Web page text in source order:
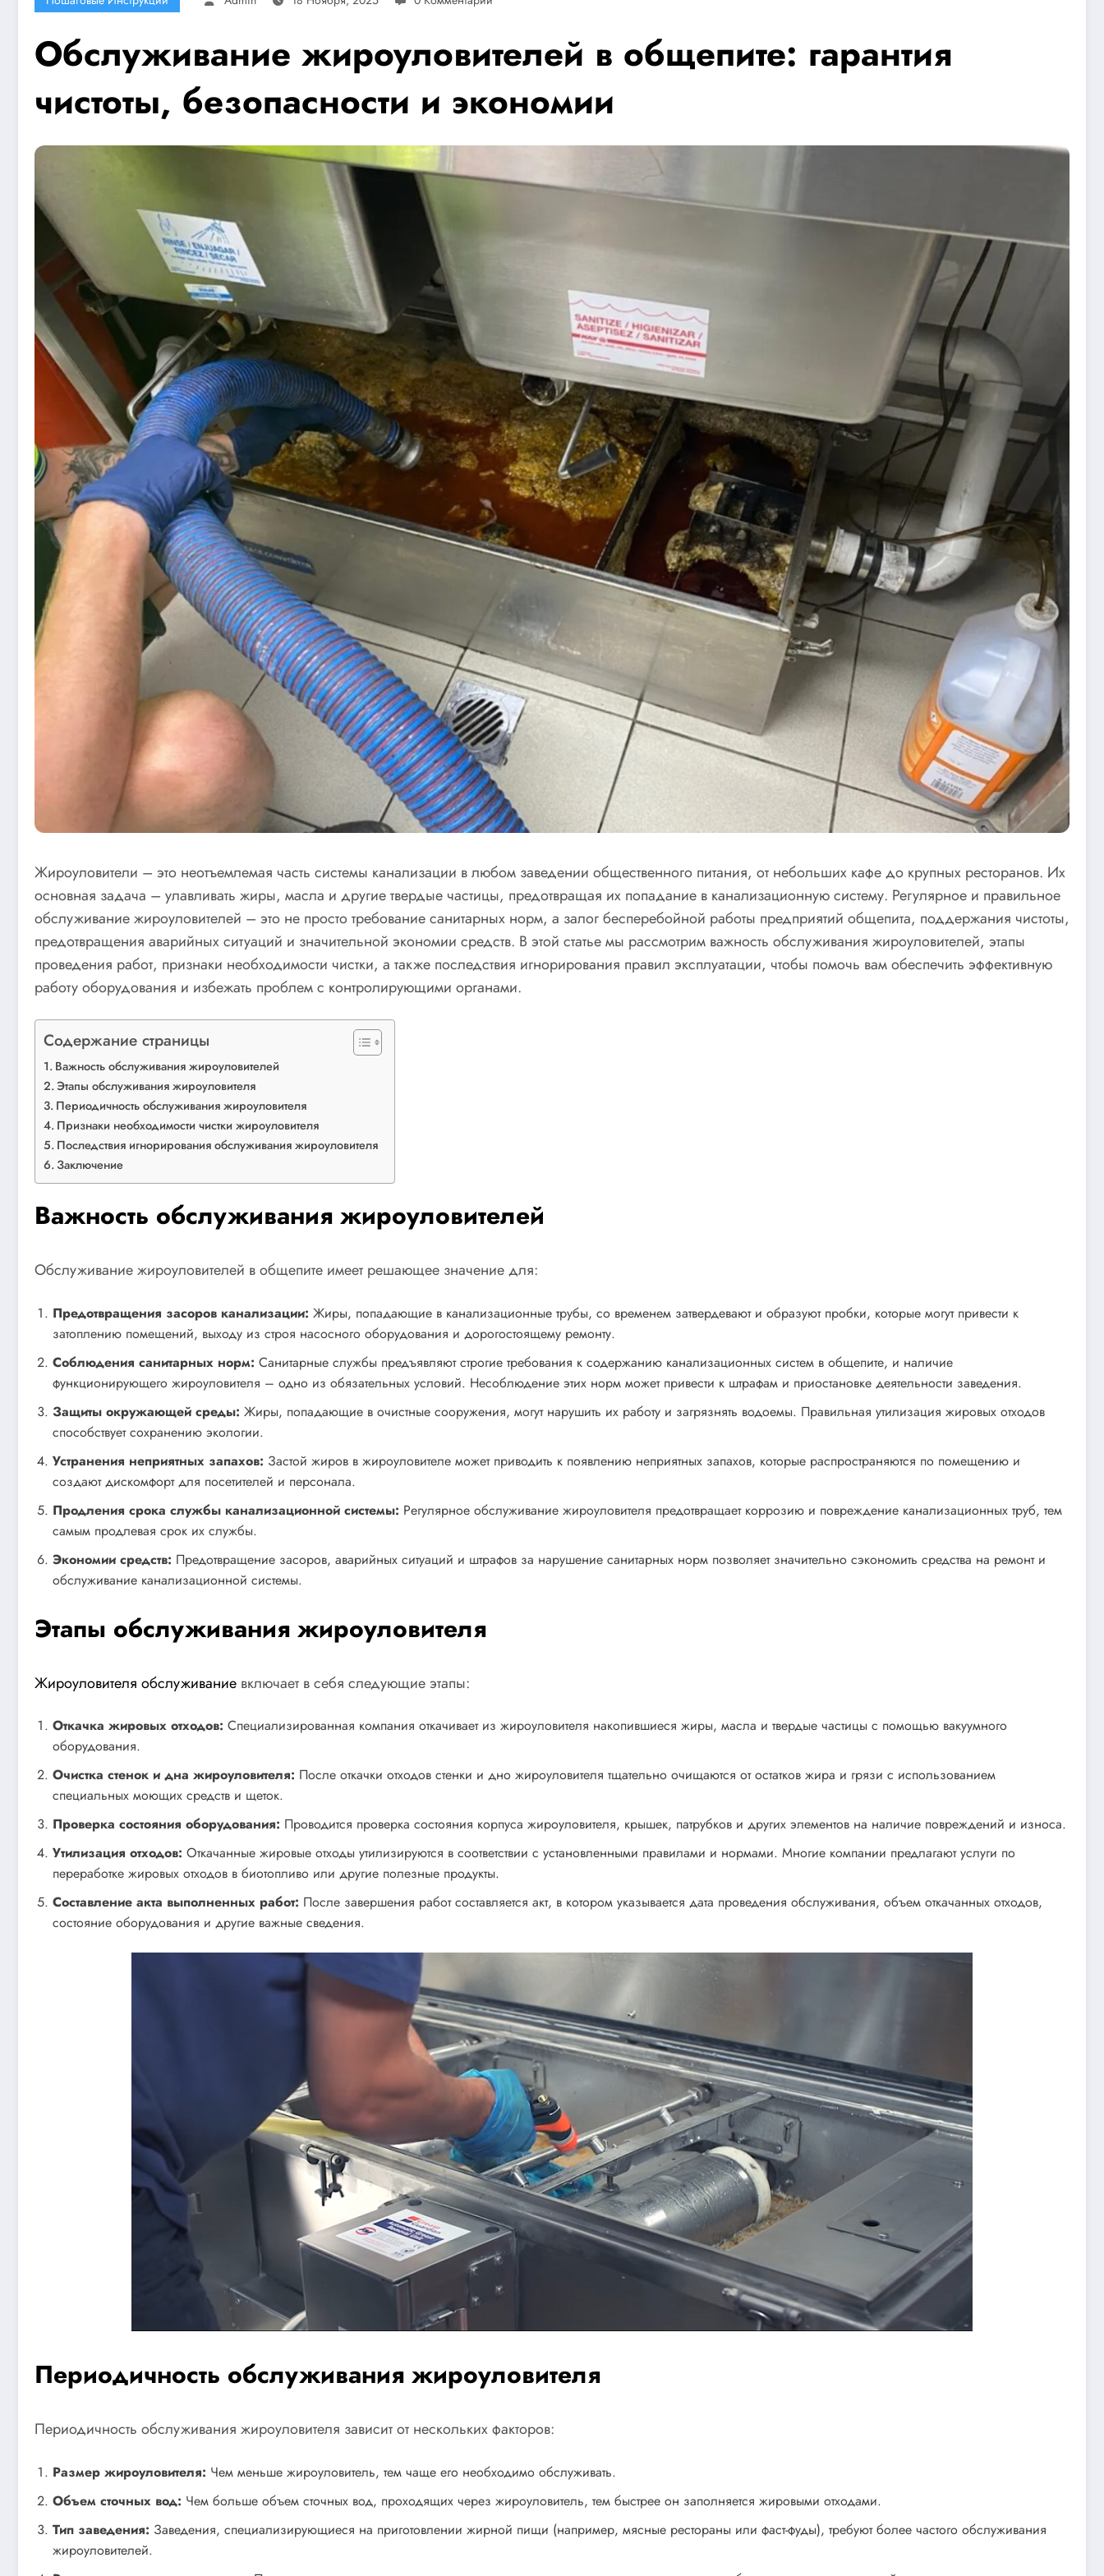
Обслуживание жироуловителей в общепите: гарантия
чистоты, безопасности и экономии
Жироуловители – это неотъемлемая часть системы канализации в любом заведении общественного питания, от небольших кафе до крупных ресторанов. Их
основная задача – улавливать жиры, масла и другие твердые частицы, предотвращая их попадание в канализационную систему. Регулярное и правильное
обслуживание жироуловителей – это не просто требование санитарных норм, а залог бесперебойной работы предприятий общепита, поддержания чистоты,
предотвращения аварийных ситуаций и значительной экономии средств. В этой статье мы рассмотрим важность обслуживания жироуловителей, этапы
проведения работ, признаки необходимости чистки, а также последствия игнорирования правил эксплуатации, чтобы помочь вам обеспечить эффективную
работу оборудования и избежать проблем с контролирующими органами.
Содержание страницы
Важность обслуживания жироуловителей
Этапы обслуживания жироуловителя
Периодичность обслуживания жироуловителя
Признаки необходимости чистки жироуловителя
Последствия игнорирования обслуживания жироуловителя
Заключение
Важность обслуживания жироуловителей
Обслуживание жироуловителей в общепите имеет решающее значение для:
Предотвращения засоров канализации: Жиры, попадающие в канализационные трубы, со временем затвердевают и образуют пробки, которые могут привести к
затоплению помещений, выходу из строя насосного оборудования и дорогостоящему ремонту.
Соблюдения санитарных норм: Санитарные службы предъявляют строгие требования к содержанию канализационных систем в общепите, и наличие
функционирующего жироуловителя – одно из обязательных условий. Несоблюдение этих норм может привести к штрафам и приостановке деятельности заведения.
Защиты окружающей среды: Жиры, попадающие в очистные сооружения, могут нарушить их работу и загрязнять водоемы. Правильная утилизация жировых отходов
способствует сохранению экологии.
Устранения неприятных запахов: Застой жиров в жироуловителе может приводить к появлению неприятных запахов, которые распространяются по помещению и
создают дискомфорт для посетителей и персонала.
Продления срока службы канализационной системы: Регулярное обслуживание жироуловителя предотвращает коррозию и повреждение канализационных труб, тем
самым продлевая срок их службы.
Экономии средств: Предотвращение засоров, аварийных ситуаций и штрафов за нарушение санитарных норм позволяет значительно сэкономить средства на ремонт и
обслуживание канализационной системы.
Этапы обслуживания жироуловителя
Жироуловителя обслуживание включает в себя следующие этапы:
Откачка жировых отходов: Специализированная компания откачивает из жироуловителя накопившиеся жиры, масла и твердые частицы с помощью вакуумного
оборудования.
Очистка стенок и дна жироуловителя: После откачки отходов стенки и дно жироуловителя тщательно очищаются от остатков жира и грязи с использованием
специальных моющих средств и щеток.
Проверка состояния оборудования: Проводится проверка состояния корпуса жироуловителя, крышек, патрубков и других элементов на наличие повреждений и износа.
Утилизация отходов: Откачанные жировые отходы утилизируются в соответствии с установленными правилами и нормами. Многие компании предлагают услуги по
переработке жировых отходов в биотопливо или другие полезные продукты.
Составление акта выполненных работ: После завершения работ составляется акт, в котором указывается дата проведения обслуживания, объем откачанных отходов,
состояние оборудования и другие важные сведения.
Периодичность обслуживания жироуловителя
Периодичность обслуживания жироуловителя зависит от нескольких факторов:
Размер жироуловителя: Чем меньше жироуловитель, тем чаще его необходимо обслуживать.
Объем сточных вод: Чем больше объем сточных вод, проходящих через жироуловитель, тем быстрее он заполняется жировыми отходами.
Тип заведения: Заведения, специализирующиеся на приготовлении жирной пищи (например, мясные рестораны или фаст-фуды), требуют более частого обслуживания
жироуловителей.